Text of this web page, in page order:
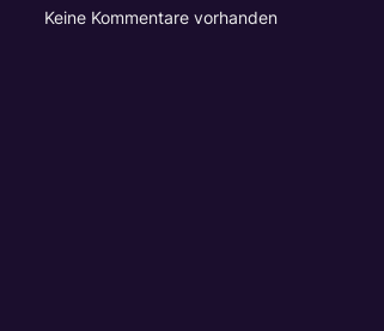
Keine Kommentare vorhanden